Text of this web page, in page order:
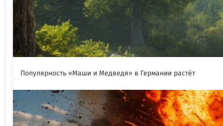
Популярность «Маши и Медведя» в Германии растёт